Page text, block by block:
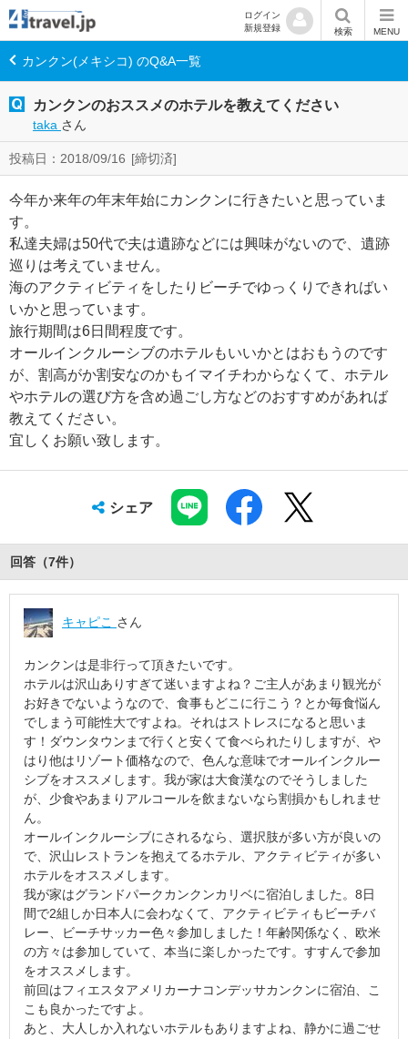
ログイン
新規登録
検索 MENU
カンクン(メキシコ) のQ&A一覧
カンクンのおススメのホテルを教えてください
taka さん
投稿日：2018/09/16 [締切済]
今年か来年の年末年始にカンクンに行きたいと思っていま
す。
私達夫婦は50代で夫は遺跡などには興味がないので、遺跡
巡りは考えていません。
海のアクティビティをしたりビーチでゆっくりできればい
いかと思っています。
旅行期間は6日間程度です。
オールインクルーシブのホテルもいいかとはおもうのです
が、割高がか割安なのかもイマイチわからなくて、ホテル
やホテルの選び方を含め過ごし方などのおすすめがあれば
教えてください。
宜しくお願い致します。
シェア
回答（7件）
キャピこ さん
カンクンは是非行って頂きたいです。
ホテルは沢山ありすぎて迷いますよね？ご主人があまり観光が
お好きでないようなので、食事もどこに行こう？とか毎食悩ん
でしまう可能性大ですよね。それはストレスになると思いま
す！ダウンタウンまで行くと安くて食べられたりしますが、や
はり他はリゾート価格なので、色んな意味でオールインクルー
シブをオススメします。我が家は大食漢なのでそうしました
が、少食やあまりアルコールを飲まないなら割損かもしれませ
ん。
オールインクルーシブにされるなら、選択肢が多い方が良いの
で、沢山レストランを抱えてるホテル、アクティビティが多い
ホテルをオススメします。
我が家はグランドパークカンクンカリベに宿泊しました。8日
間で2組しか日本人に会わなくて、アクティビティもビーチバ
レー、ビーチサッカー色々参加しました！年齢関係なく、欧米
の方々は参加していて、本当に楽しかったです。すすんで参加
をオススメします。
前回はフィエスタアメリカーナコンデッサカンクンに宿泊、こ
こも良かったですよ。
あと、大人しか入れないホテルもありますよね、静かに過ごせ